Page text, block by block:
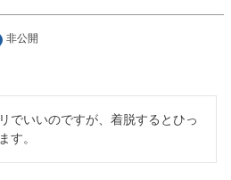
非公開
でいいのですが、着脱するとひっ
す。